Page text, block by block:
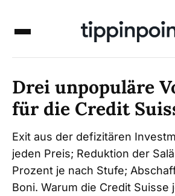
Drei unpopuläre
für die Credit
Exit aus der defizitären
jeden Preis; Reduktion der
Prozent je nach Stufe;
Boni. Warum die Credit Suisse